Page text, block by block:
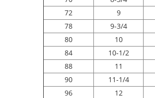
72
9
78
9-3/4
80
10
84
10-1/2
88
11
90
11-1/4
96
12